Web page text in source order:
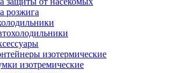
розжига
изотермические
изотремические